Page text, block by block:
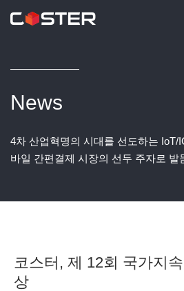
News
4차 산업혁명의 시대를 선도하는 IoT/
바일 간편결제 시장의 선두 주자로 발
코스터, 제 12회 국가지
상